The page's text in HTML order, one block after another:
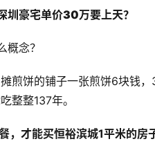
圳豪宅单价30万要上天？
概念？
煎饼的铺子一张煎饼6块钱
整整137年。
，才能买恒裕滨城1平米的房子